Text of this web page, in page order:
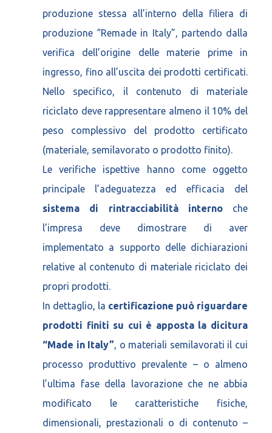
produzione stessa all’interno della filiera di
produzione “Remade in Italy”, partendo dalla
verifica dell’origine delle materie prime in
ingresso, fino all’uscita dei prodotti certificati.
Nello specifico, il contenuto di materiale
riciclato deve rappresentare almeno il 10% del
peso complessivo del prodotto certificato
(materiale, semilavorato o prodotto finito).
Le verifiche ispettive hanno come oggetto
principale l’adeguatezza ed efficacia del
sistema di rintracciabilità internoche
l’impresa deve dimostrare di aver
implementato a supporto delle dichiarazioni
relative al contenuto di materiale riciclato dei
propri prodotti.
In dettaglio, la certificazione può riguardare
prodotti finiti su cui è apposta la dicitura
“Made in Italy”, o materiali semilavorati il cui
processo produttivo prevalente – o almeno
l’ultima fase della lavorazione che ne abbia
modificato le caratteristiche fisiche,
dimensionali, prestazionali o di contenuto –